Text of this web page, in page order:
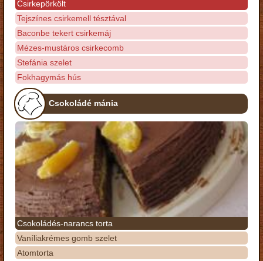
Csirkepörkölt
Tejszínes csirkemell tésztával
Baconbe tekert csirkemáj
Mézes-mustáros csirkecomb
Stefánia szelet
Fokhagymás hús
Csokoládé mánia
Csokoládés-narancs torta
Vaníliakrémes gomb szelet
Atomtorta